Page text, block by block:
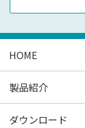
HOME
製品紹介
ダウンロード